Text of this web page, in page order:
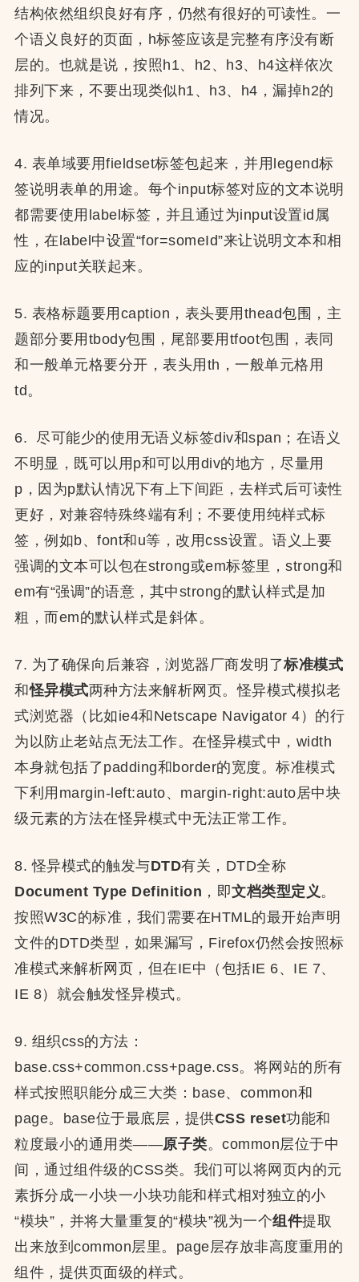
结构依然组织良好有序，仍然有很好的可读性。一
个语义良好的页面，h标签应该是完整有序没有断
层的。也就是说，按照h1、h2、h3、h4这样依次
排列下来，不要出现类似h1、h3、h4，漏掉h2的
情况。
4. 表单域要用fieldset标签包起来，并用legend标
签说明表单的用途。每个input标签对应的文本说明
都需要使用label标签，并且通过为input设置id属
性，在label中设置“for=someId”来让说明文本和相
应的input关联起来。
5. 表格标题要用caption，表头要用thead包围，主
题部分要用tbody包围，尾部要用tfoot包围，表同
和一般单元格要分开，表头用th，一般单元格用
td。
6. 尽可能少的使用无语义标签div和span；在语义
不明显，既可以用p和可以用div的地方，尽量用
p，因为p默认情况下有上下间距，去样式后可读性
更好，对兼容特殊终端有利；不要使用纯样式标
签，例如b、font和u等，改用css设置。语义上要
强调的文本可以包在strong或em标签里，strong和
em有“强调”的语意，其中strong的默认样式是加
粗，而em的默认样式是斜体。
7. 为了确保向后兼容，浏览器厂商发明了标准模式
和怪异模式两种方法来解析网页。怪异模式模拟老
式浏览器（比如ie4和Netscape Navigator 4）的行
为以防止老站点无法工作。在怪异模式中，width
本身就包括了padding和border的宽度。标准模式
下利用margin-left:auto、margin-right:auto居中块
级元素的方法在怪异模式中无法正常工作。
8. 怪异模式的触发与DTD有关，DTD全称
Document Type Definition ，即文档类型定义 。
按照W3C的标准，我们需要在HTML的最开始声明
文件的DTD类型，如果漏写，Firefox仍然会按照标
准模式来解析网页，但在IE中（包括IE 6、IE 7、
IE 8）就会触发怪异模式。
9. 组织css的方法：
base.css+common.css+page.css。将网站的所有
样式按照职能分成三大类：base、common和
page。base位于最底层，提供CSS reset功能和
粒度最小的通用类——原子类。common层位于中
间，通过组件级的CSS类。我们可以将网页内的元
素拆分成一小块一小块功能和样式相对独立的小
“模块”，并将大量重复的“模块”视为一个组件提取
出来放到common层里。page层存放非高度重用的
组件，提供页面级的样式。